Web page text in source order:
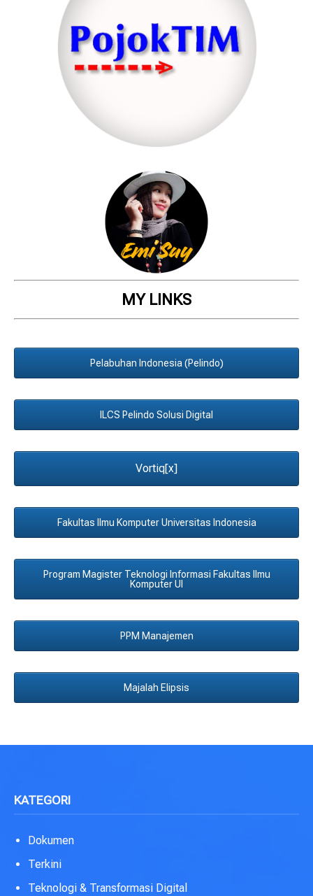
MY LINKS
Pelabuhan Indonesia (Pelindo)
ILCS Pelindo Solusi Digital
Vortiq[x]
Fakultas Ilmu Komputer Universitas Indonesia
Program Magister Teknologi Informasi Fakultas Ilmu
Komputer UI
PPM Manajemen
Majalah Elipsis
KATEGORI
Dokumen
Terkini
Teknologi & Transformasi Digital